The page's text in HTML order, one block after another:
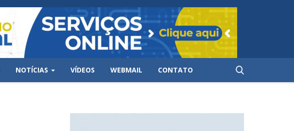
NOTÍCIAS VÍDEOS WEBMAIL CONTATO